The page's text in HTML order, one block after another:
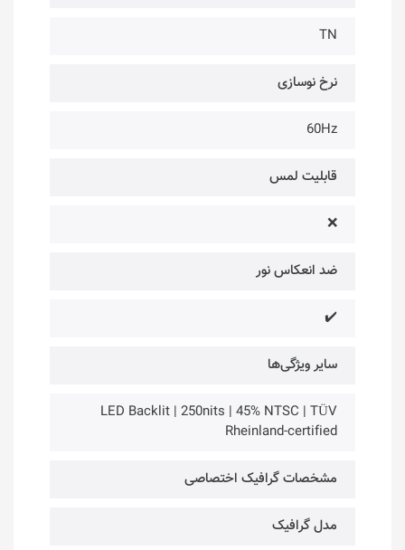
TN
نرخ نوسازی
60Hz
قابلیت لمس
❌
ضد انعکاس نور
✔️
سایر ویژگی‌ها
LED Backlit | 250nits | 45% NTSC | TÜV
Rheinland-certified
مشخصات گرافیک اختصاصی
مدل گرافیک